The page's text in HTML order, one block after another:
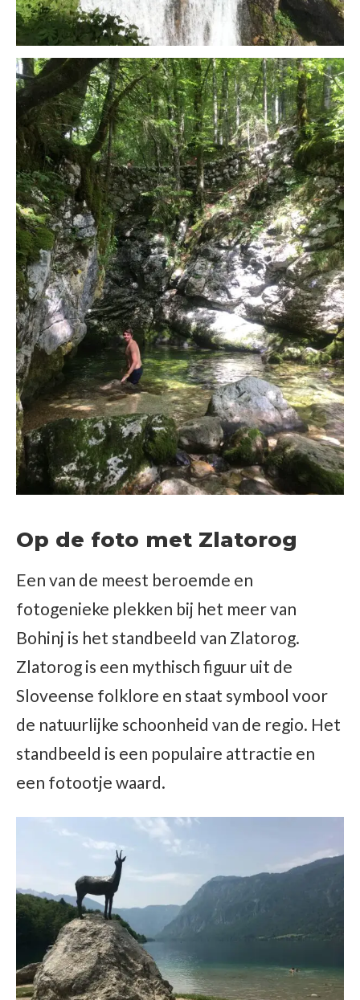
Op de foto met Zlatorog
Een van de meest beroemde en
fotogenieke plekken bij het meer van
Bohinj is het standbeeld van Zlatorog.
Zlatorog is een mythisch figuur uit de
Sloveense folklore en staat symbool voor
de natuurlijke schoonheid van de regio. Het
standbeeld is een populaire attractie en
een fotootje waard.